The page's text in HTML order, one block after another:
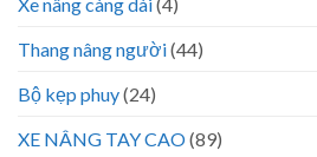
Xe nâng càng dài(4)
Thang nâng người(44)
Bộ kẹp phuy(24)
XE NÂNG TAY CAO(89)